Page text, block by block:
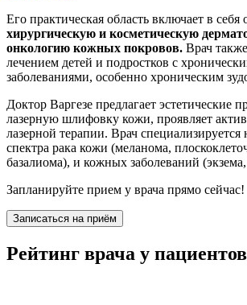
Его практическая область включает в
хирургическую и косметическую
онкологию кожных покровов. Врач
лечением детей и подростков с
заболеваниями, особенно хроническим
Доктор Варгезе предлагает эстетические
лазерную шлифовку кожи, проявляет
лазерной терапии. Врач специализируется
спектра рака кожи (меланома,
базалиома), и кожных заболеваний
Запланируйте прием у врача прямо сейчас!
Записаться на приём
Рейтинг врача у пациентов